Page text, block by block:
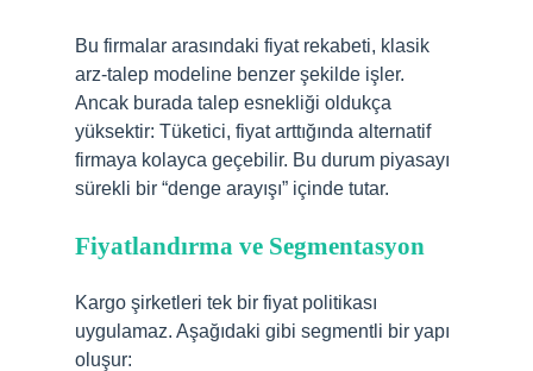
Bu firmalar arasındaki fiyat rekabeti, klasik
arz-talep modeline benzer şekilde işler.
Ancak burada talep esnekliği oldukça
yüksektir: Tüketici, fiyat arttığında alternatif
firmaya kolayca geçebilir. Bu durum piyasayı
sürekli bir “denge arayışı” içinde tutar.
Fiyatlandırma ve Segmentasyon
Kargo şirketleri tek bir fiyat politikası
uygulamaz. Aşağıdaki gibi segmentli bir yapı
oluşur: